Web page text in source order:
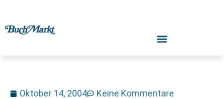
Oktober 14, 2004 Keine Kommentare